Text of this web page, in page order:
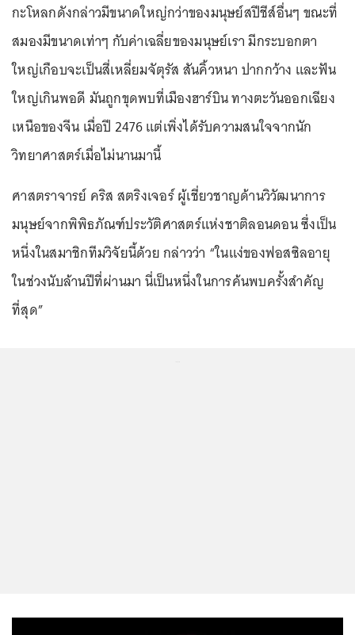
กะโหลกดังกล่าวมีขนาดใหญ่กว่าของมนุษย์สปีชีส์อื่นๆ ขณะที่
สมองมีขนาดเท่าๆ กับค่าเฉลี่ยของมนุษย์เรา มีกระบอกตา
ใหญ่เกือบจะเป็นสี่เหลี่ยมจัตุรัส สันคิ้วหนา ปากกว้าง และฟัน
ใหญ่เกินพอดี มันถูกขุดพบที่เมืองฮาร์บิน ทางตะวันออกเฉียง
เหนือของจีน เมื่อปี 2476 แต่เพิ่งได้รับความสนใจจากนัก
วิทยาศาสตร์เมื่อไม่นานมานี้
ศาสตราจารย์ คริส สตริงเจอร์ ผู้เชี่ยวชาญด้านวิวัฒนาการ
มนุษย์จากพิพิธภัณฑ์ประวัติศาสตร์แห่งชาติลอนดอน ซึ่งเป็น
หนึ่งในสมาชิกทีมวิจัยนี้ด้วย กล่าวว่า “ในแง่ของฟอสซิลอายุ
ในช่วงนับล้านปีที่ผ่านมา นี่เป็นหนึ่งในการค้นพบครั้งสำคัญ
ที่สุด”